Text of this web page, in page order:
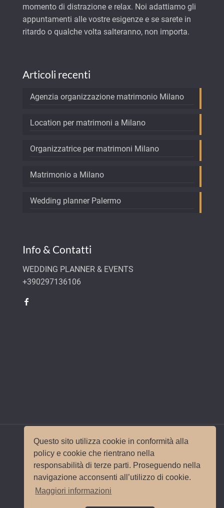
Questo sito utilizza cookie in conformità alla
policy e cookie che rientrano nella
responsabilità di terze parti. Proseguendo nella
navigazione acconsenti all’utilizzo di cookie.
Maggiori informazioni
momento di distrazione e relax. Noi adattiamo gli
appuntamenti alle vostre esigenze e se sarete in
ritardo o qualche volta salteranno, non importa.
Articoli recenti
Agenzia organizzazione matrimonio Milano
Location per matrimoni a Milano
Organizzatrice per matrimoni Milano
Matrimonio a Milano
Wedding planner Palermo
Info & Contatti
WEDDING PLANNER & EVENTS
+390297136106
© 2017 Wedding Planner Milano Italy |Mappa del
sito|Privacy e Cookie PolicySito e
posizionamento realizzato dall'